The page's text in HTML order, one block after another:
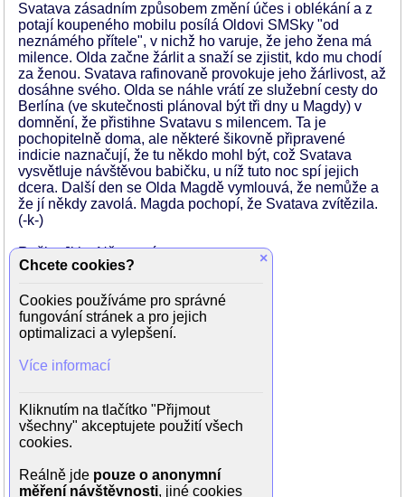
Svatava zásadním způsobem změní účes i oblékání a z
potají koupeného mobilu posílá Oldovi SMSky "od
neznámého přítele", v nichž ho varuje, že jeho žena má
milence. Olda začne žárlit a snaží se zjistit, kdo mu chodí
za ženou. Svatava rafinovaně provokuje jeho žárlivost, až
dosáhne svého. Olda se náhle vrátí ze služební cesty do
Berlína (ve skutečnosti plánoval být tři dny u Magdy) v
domnění, že přistihne Svatavu s milencem. Ta je
pochopitelně doma, ale některé šikovně připravené
indicie naznačují, že tu někdo mohl být, což Svatava
vysvětluje návštěvou babičku, u níž tuto noc spí jejich
dcera. Další den se Olda Magdě vymlouvá, že nemůže a
že jí někdy zavolá. Magda pochopí, že Svatava zvítězila.
(-k-)
Režie. Jitka Němcová
Scénář: Miroslav Vaic
Hudba: Milan Potoček
Země: Česká republika
Rok výroby: 2006
Hrají:
Tereza Duchková (Svatava Gabrielová)
Jan Révai
Rozálie Kotyková
Lorna Vančurová
×
Chcete cookies?
Cookies používáme pro správné
fungování stránek a pro jejich
optimalizaci a vylepšení.
Více informací
Kliknutím na tlačítko "Přijmout
všechny" akceptujete použití všech
cookies.
Reálně jde pouze o anonymní
měření návštěvnosti, jiné cookies